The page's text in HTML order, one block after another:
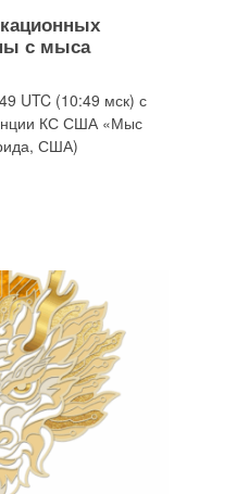
с мыса
UTC (10:49 мск) с
КС США «Мыс
США)